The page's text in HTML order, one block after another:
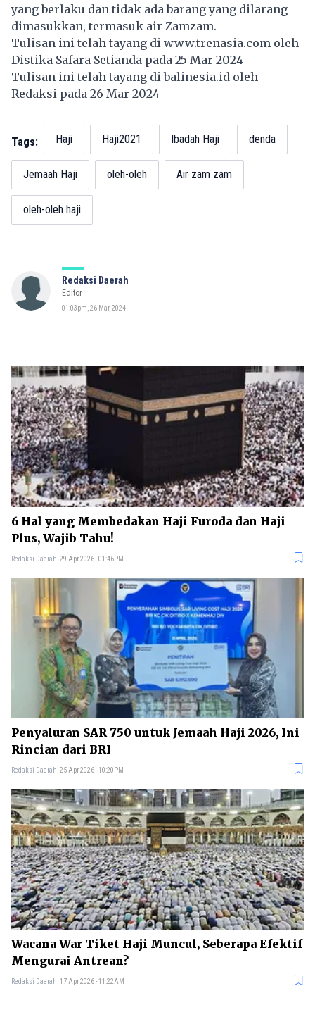
yang berlaku dan tidak ada barang yang dilarang
dimasukkan, termasuk air Zamzam.
Tulisan ini telah tayang di www.trenasia.com oleh
Distika Safara Setianda pada 25 Mar 2024
Tulisan ini telah tayang dibalinesia.id oleh
Redaksi pada 26 Mar 2024
Tags: Haji Haji2021 Ibadah Haji denda
Jemaah Haji oleh-oleh Air zam zam
oleh-oleh haji
Redaksi Daerah
Editor
01:03pm, 26 Mar, 2024
6 Hal yang Membedakan Haji Furoda dan Haji
Plus, Wajib Tahu!
Redaksi Daerah 29 Apr 2026 - 01:46PM
Penyaluran SAR 750 untuk Jemaah Haji 2026, Ini
Rincian dari BRI
Redaksi Daerah 25 Apr 2026 - 10:20PM
Wacana War Tiket Haji Muncul, Seberapa Efektif
Mengurai Antrean?
Redaksi Daerah 17 Apr 2026 - 11:22AM